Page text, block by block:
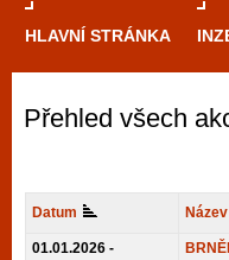
HLAVNÍ STRÁNKA
Přehled všech
Datum
01.01.2026 -